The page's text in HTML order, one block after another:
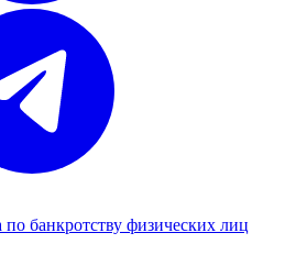
банкротству физических лиц